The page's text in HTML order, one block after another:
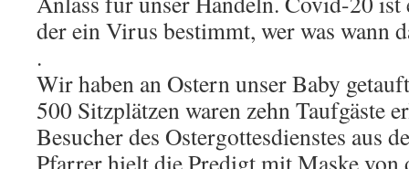
der ein Virus bestimmt, wer was wann
.
Wir haben an Ostern unser Baby
500 Sitzplätzen waren zehn Taufgäste
Besucher des Ostergottesdienstes aus